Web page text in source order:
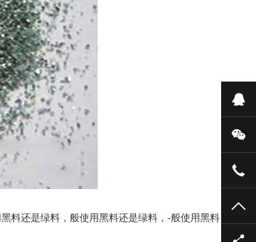
料还是绿料，般使用黑料还是绿料，-般使用黑料
在
微